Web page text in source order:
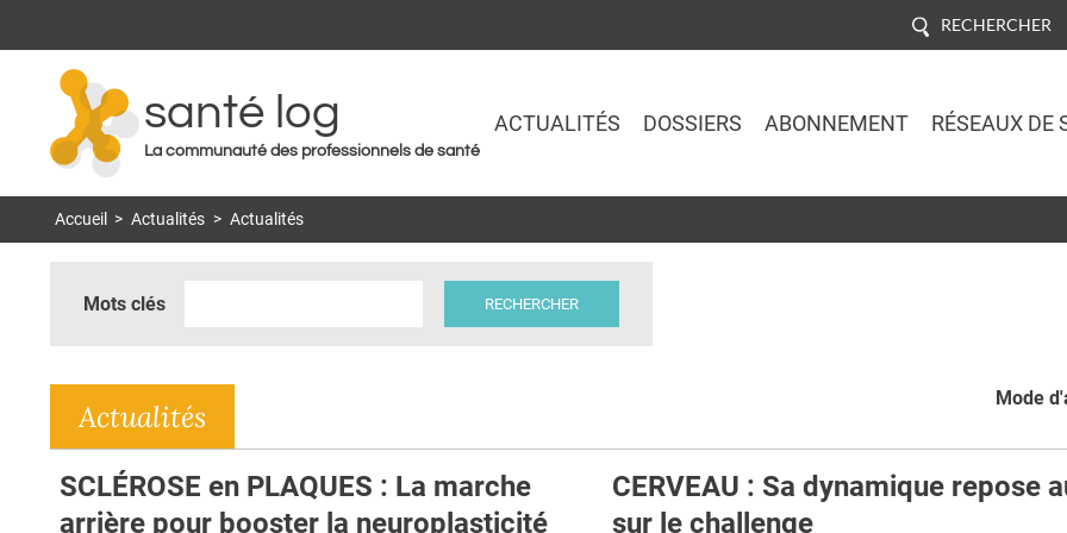
RECHERCHER
santé log
La communauté des professionnels de santé
ACTUALITÉS DOSSIERS ABONNEMENT RÉSEAUX DE
Accueil > Actualités > Actualités
Mots clés
Mode
Actualités
SCLÉROSE en PLAQUES : La marche
arrière pour booster la neuroplasticité
CERVEAU : Sa dynamique repose
sur le challenge